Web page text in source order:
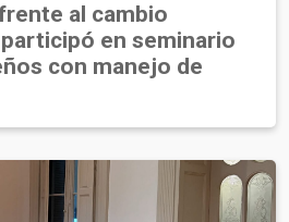
al cambio
en seminario
con manejo de